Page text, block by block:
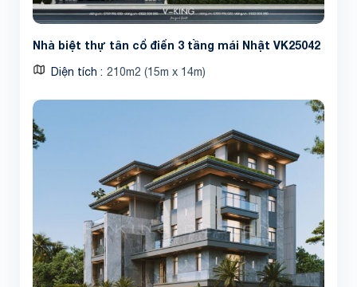
Nhà biệt thự tân cổ điển 3 tầng mái Nhật VK25042
Diện tích 210m2 (15m x 14m)